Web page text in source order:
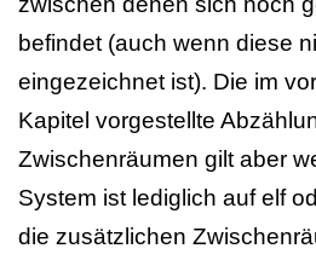
befindet (auch wenn diese
eingezeichnet ist). Die im
Kapitel vorgestellte
Zwischenräumen gilt aber
System ist lediglich auf elf
die zusätzlichen